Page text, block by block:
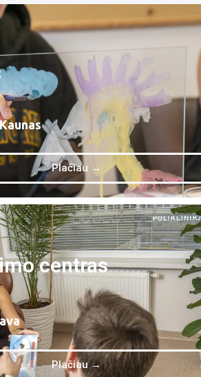
Plačiau →
centras
Plačiau →